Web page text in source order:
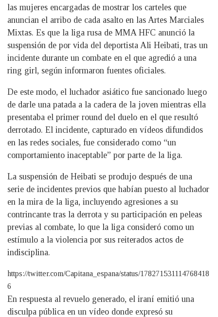
las mujeres encargadas de mostrar los carteles que
anuncian el arribo de cada asalto en las Artes Marciales
Mixtas. Es que la liga rusa de MMA HFC anunció la
suspensión de por vida del deportista Ali Heibati, tras un
incidente durante un combate en el que agredió a una
ring girl, según informaron fuentes oficiales.
De este modo, el luchador asiático fue sancionado luego
de darle una patada a la cadera de la joven mientras ella
presentaba el primer round del duelo en el que resultó
derrotado. El incidente, capturado en vídeos difundidos
en las redes sociales, fue considerado como “un
comportamiento inaceptable” por parte de la liga.
La suspensión de Heibati se produjo después de una
serie de incidentes previos que habían puesto al luchador
en la mira de la liga, incluyendo agresiones a su
contrincante tras la derrota y su participación en peleas
previas al combate, lo que la liga consideró como un
estímulo a la violencia por sus reiterados actos de
indisciplina.
https://twitter.com/Capitana_espana/status/178271531114768418
6
En respuesta al revuelo generado, el iraní emitió una
disculpa pública en un vídeo donde expresó su